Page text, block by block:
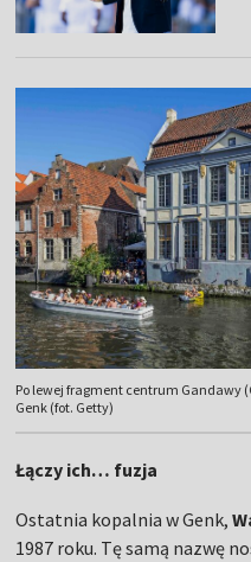
Po lewej fragment centrum Gandawy
Genk (fot. Getty)
Łączy ich… fuzja
Ostatnia kopalnia w Genk,
1987 roku. Tę samą nazwę